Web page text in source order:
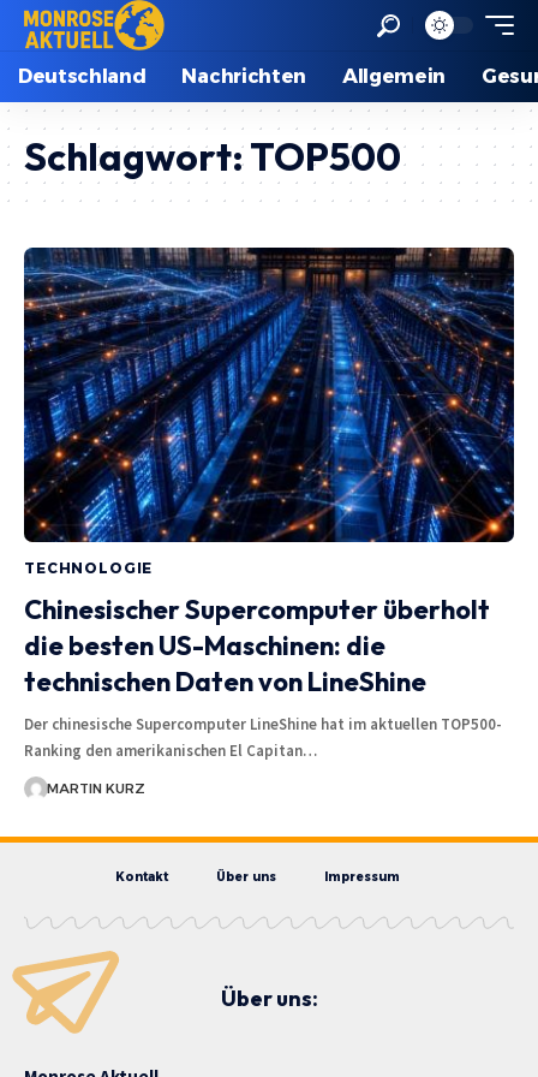
Deutschland Nachrichten Allgemein
Schlagwort:TOP500
TECHNOLOGIE
Chinesischer Supercomputer überholt
die besten US-Maschinen: die
technischen Daten von LineShine
Der chinesische Supercomputer LineShine hat im aktuellen TOP500-
Ranking den amerikanischen El Capitan…
MARTIN KURZ
Kontakt Über uns Impressum
Über uns: